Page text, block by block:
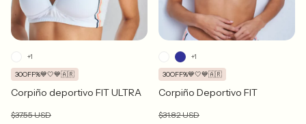
Corpiño deportivo FIT ULTRA
$37.55 USD
30OFF%💙🤍💙🇦🇷
+1
Corpiño Deportivo FIT
$31.82 USD
30OFF%💙🤍💙🇦🇷
+1